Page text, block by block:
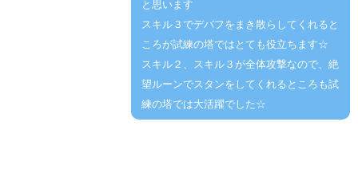
と思います
スキル３でデバフをまき散らしてくれると
ころが試練の塔ではとても役立ちます☆
スキル２、スキル３が全体攻撃なので、絶
望ルーンでスタンをしてくれるところも試
練の塔では大活躍でした☆